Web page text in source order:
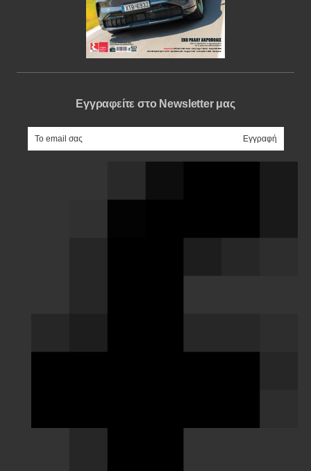
Εγγραφείτε στο Newsletter μας
e-mail